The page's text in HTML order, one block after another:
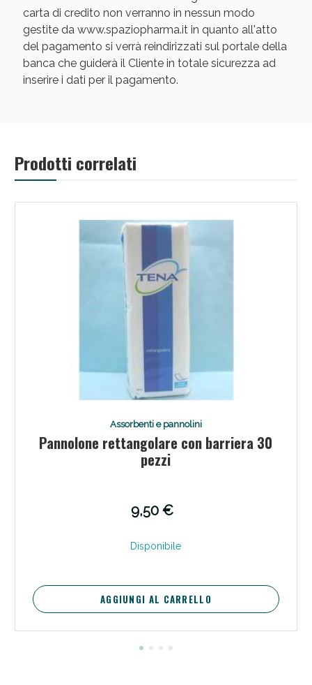
carta di credito non verranno in nessun modo
gestite da www.spaziopharma.it in quanto all'atto
del pagamento si verrà reindirizzati sul portale della
banca che guiderà il Cliente in totale sicurezza ad
inserire i dati per il pagamento.
Prodotti correlati
Assorbenti e pannolini
Pannolone rettangolare con barriera 30
pezzi
9,50 €
Disponibile
AGGIUNGI AL CARRELLO